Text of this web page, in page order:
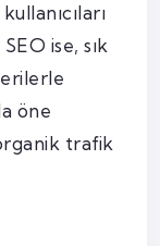
ise, sık
öne
trafik